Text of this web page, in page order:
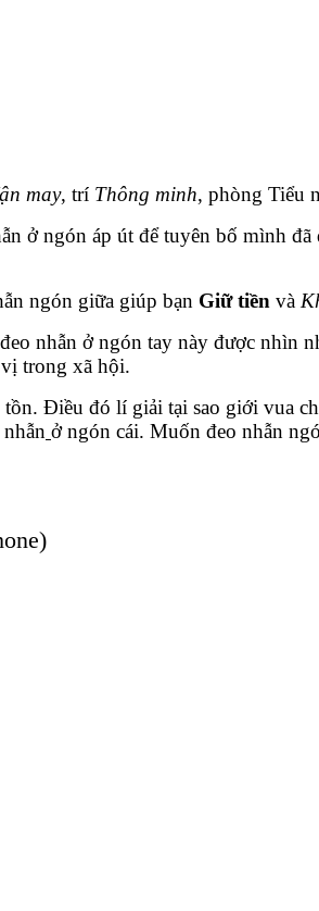
may, trí Thông minh, phòng Tiểu
ở ngón áp út để tuyên bố mình
ngón giữa giúp bạn Giữ tiền và
nhẫn ở ngón tay này được nhìn
trong xã hội.
Điều đó lí giải tại sao giới vua
ở ngón cái. Muốn đeo nhẫn